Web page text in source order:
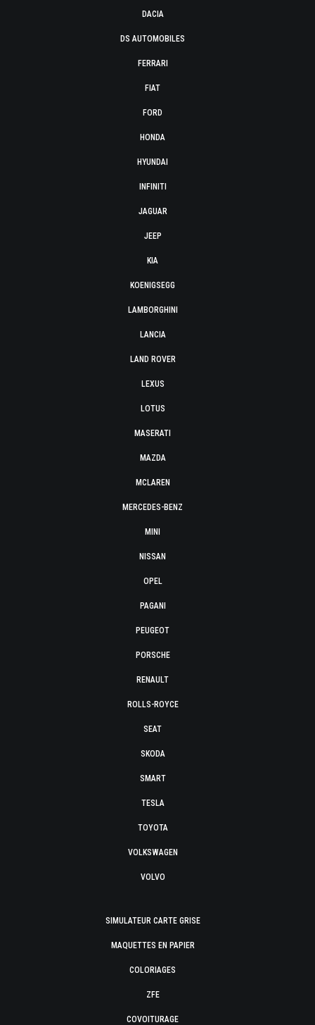
DACIA
DS AUTOMOBILES
FERRARI
FIAT
FORD
HONDA
HYUNDAI
INFINITI
JAGUAR
JEEP
KIA
KOENIGSEGG
LAMBORGHINI
LANCIA
LAND ROVER
LEXUS
LOTUS
MASERATI
MAZDA
MCLAREN
MERCEDES-BENZ
MINI
NISSAN
OPEL
PAGANI
PEUGEOT
PORSCHE
RENAULT
ROLLS-ROYCE
SEAT
SKODA
SMART
TESLA
TOYOTA
VOLKSWAGEN
VOLVO
SIMULATEUR CARTE GRISE
MAQUETTES EN PAPIER
COLORIAGES
ZFE
COVOITURAGE